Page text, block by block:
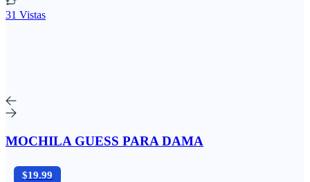
31 Vistas
MOCHILA GUESS PARA DAMA
$19.99